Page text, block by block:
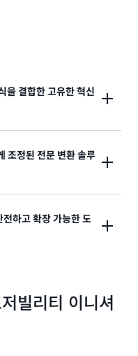
을 결합한 고유한 혁신
구, 지식 기반 및 방법
AI 기능과 통합하는
조정된 전문 변환 솔루
자동화 및 통합 워크
도구와 신뢰할 수
하고 확장 가능한 도
용자 지정 통합을 구
빌리티 이니셔